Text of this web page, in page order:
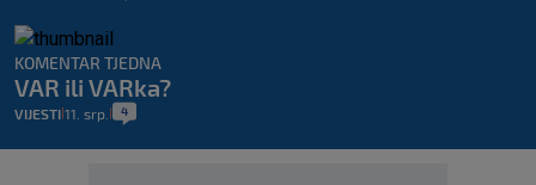
KOMENTAR TJEDNA
VAR ili VARka?
VIJESTI 11. srp. 4